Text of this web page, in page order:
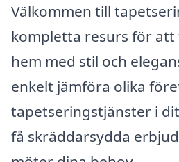
Välkommen till
kompletta resurs för
hem med stil och
enkelt jämföra olika
tapetseringstjänster i
få skräddarsydda